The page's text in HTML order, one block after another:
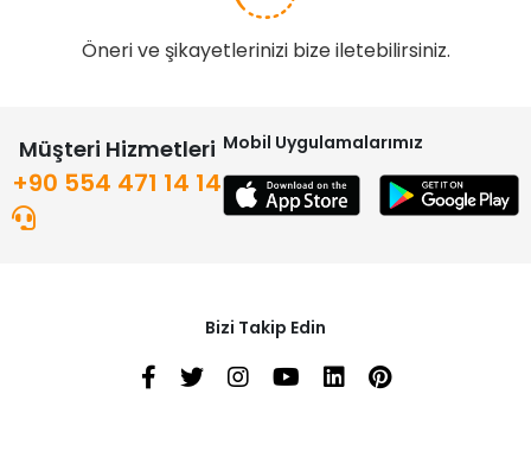
Öneri ve şikayetlerinizi bize iletebilirsiniz.
Müşteri Hizmetleri
+90 554 471 14 14
Mobil Uygulamalarımız
Bizi Takip Edin